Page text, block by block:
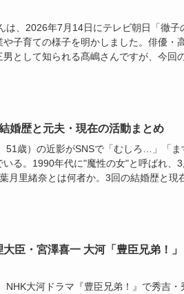
は、2026年7月14日にテレビ朝日「徹子
子育ての様子を明かしました。俳優・
として知られる髙嶋さんですが、今回
婚歴と元夫・現在の活動まとめ
51歳）の近影がSNSで「むしろ…」「ま
る。1990年代に"魔性の女"と呼ばれ、
月里緒奈とは何者か。3回の結婚歴と現
臣・宮澤喜一 大河「豊臣兄弟！」
NHK大河ドラマ『豊臣兄弟！』で秀吉・